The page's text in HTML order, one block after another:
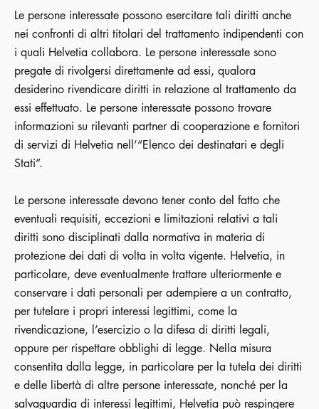
Le persone interessate possono esercitare tali diritti anche
nei confronti di altri titolari del trattamento indipendenti con
i quali Helvetia collabora. Le persone interessate sono
pregate di rivolgersi direttamente ad essi, qualora
desiderino rivendicare diritti in relazione al trattamento da
essi effettuato. Le persone interessate possono trovare
informazioni su rilevanti partner di cooperazione e fornitori
di servizi di Helvetia nell’“Elenco dei destinatari e degli
Stati”.
Le persone interessate devono tener conto del fatto che
eventuali requisiti, eccezioni e limitazioni relativi a tali
diritti sono disciplinati dalla normativa in materia di
protezione dei dati di volta in volta vigente. Helvetia, in
particolare, deve eventualmente trattare ulteriormente e
conservare i dati personali per adempiere a un contratto,
per tutelare i propri interessi legittimi, come la
rivendicazione, l’esercizio o la difesa di diritti legali,
oppure per rispettare obblighi di legge. Nella misura
consentita dalla legge, in particolare per la tutela dei diritti
e delle libertà di altre persone interessate, nonché per la
salvaguardia di interessi legittimi, Helvetia può respingere